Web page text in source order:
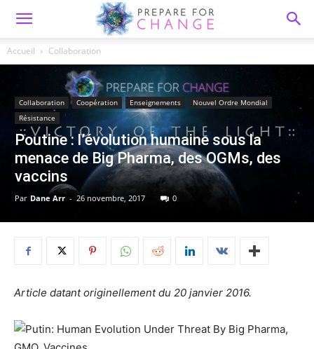
Accueil Collaboration
Collaboration Coopération Enseignements
Nouvel Ordre Mondial
Résistance
Poutine : l’évolution humaine sous la
menace de Big Pharma, des OGMs, des
vaccins
Par Dane Arr - 26 novembre, 2017 0
Article datant originellement du 20 janvier 2016.